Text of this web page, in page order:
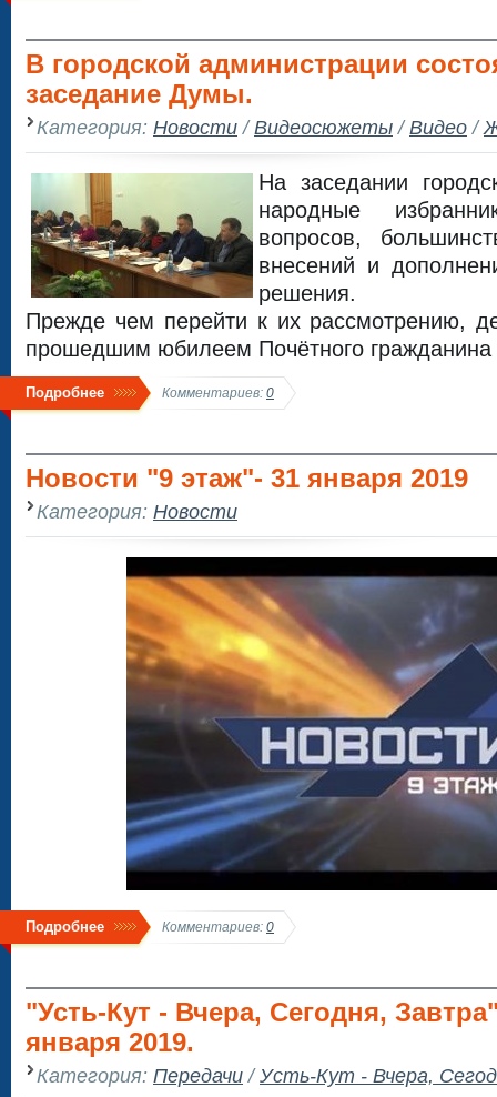
В городской администрации
заседание Думы.
Категория: Новости/Видеосюжеты/Видео/
На заседании
народные
вопросов,
внесений и
решения.
Прежде чем перейти к их рассмотрению,
прошедшим юбилеем Почётного гражданина
Подробнее Комментариев: 0
Новости "9 этаж"- 31 января 2019
Категория: Новости
Подробнее Комментариев: 0
"Усть-Кут - Вчера, Сегодня,
января 2019.
Категория: Передачи/Усть-Кут - Вчера,